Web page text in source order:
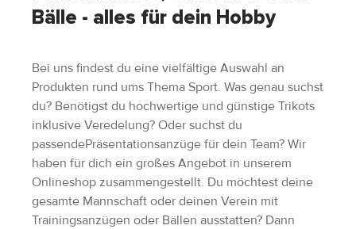
Bälle - alles für dein Hobby
Bei uns findest du eine vielfältige Auswahl an
Produkten rund ums Thema Sport. Was genau suchst
du? Benötigst du hochwertige und günstige Trikots
inklusive Veredelung? Oder suchst du
passendePräsentationsanzüge für dein Team? Wir
haben für dich ein großes Angebot in unserem
Onlineshop zusammengestellt. Du möchtest deine
gesamte Mannschaft oder deinen Verein mit
Trainingsanzügen oder Bällen ausstatten? Dann